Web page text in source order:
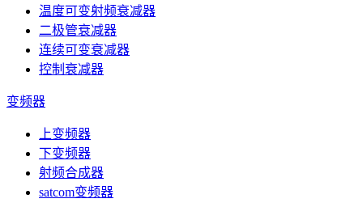
温度可变射频衰减器
二极管衰减器
连续可变衰减器
控制衰减器
变频器
上变频器
下变频器
射频合成器
satcom变频器